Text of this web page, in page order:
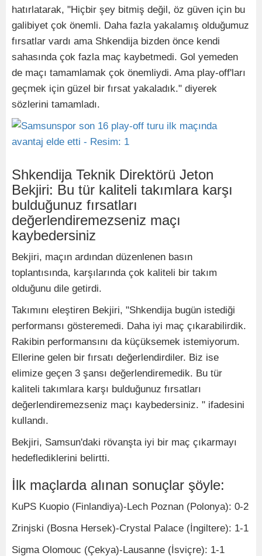
hatırlatarak, "Hiçbir şey bitmiş değil, öz güven için bu
galibiyet çok önemli. Daha fazla yakalamış olduğumuz
fırsatlar vardı ama Shkendija bizden önce kendi
sahasında çok fazla maç kaybetmedi. Gol yemeden
de maçı tamamlamak çok önemliydi. Ama play-off'ları
geçmek için güzel bir fırsat yakaladık." diyerek
sözlerini tamamladı.
Shkendija Teknik Direktörü Jeton
Bekjiri: Bu tür kaliteli takımlara karşı
bulduğunuz fırsatları
değerlendiremezseniz maçı
kaybedersiniz
Bekjiri, maçın ardından düzenlenen basın
toplantısında, karşılarında çok kaliteli bir takım
olduğunu dile getirdi.
Takımını eleştiren Bekjiri, "Shkendija bugün istediği
performansı gösteremedi. Daha iyi maç çıkarabilirdik.
Rakibin performansını da küçüksemek istemiyorum.
Ellerine gelen bir fırsatı değerlendirdiler. Biz ise
elimize geçen 3 şansı değerlendiremedik. Bu tür
kaliteli takımlara karşı bulduğunuz fırsatları
değerlendiremezseniz maçı kaybedersiniz. " ifadesini
kullandı.
Bekjiri, Samsun'daki rövanşta iyi bir maç çıkarmayı
hedeflediklerini belirtti.
İlk maçlarda alınan sonuçlar şöyle:
KuPS Kuopio (Finlandiya)-Lech Poznan (Polonya): 0-2
Zrinjski (Bosna Hersek)-Crystal Palace (İngiltere): 1-1
Sigma Olomouc (Çekya)-Lausanne (İsviçre): 1-1